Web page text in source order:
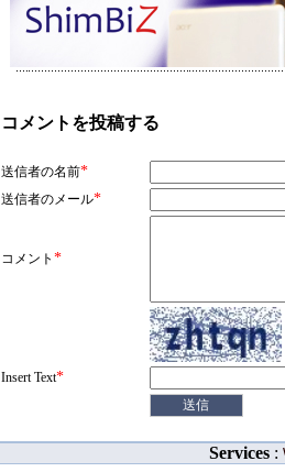
コメントを投稿する
送信者の名前*
送信者のメール*
コメント *
Insert Text*
Services :